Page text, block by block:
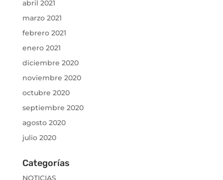
abril 2021
marzo 2021
febrero 2021
enero 2021
diciembre 2020
noviembre 2020
octubre 2020
septiembre 2020
agosto 2020
julio 2020
Categorías
NOTICIAS